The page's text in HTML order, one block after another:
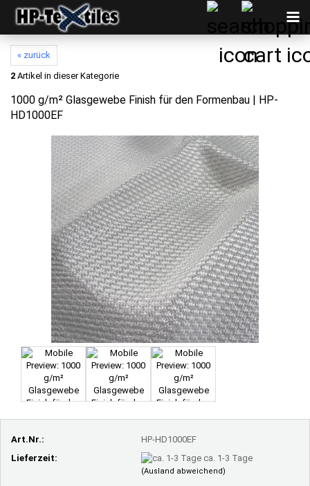
« zurück
2 Artikel in dieser Kategorie
1000 g/m² Glasgewebe Finish für den Formenbau | HP-
HD1000EF
Art.Nr.:
HP-HD1000EF
Lieferzeit:
ca. 1-3 Tage
(Ausland abweichend)